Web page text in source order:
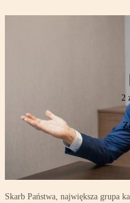
2
Skarb Państwa, największa grupa